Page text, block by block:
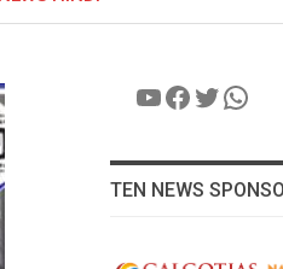
YouTube
Facebook
Twitter
TEN NEWS